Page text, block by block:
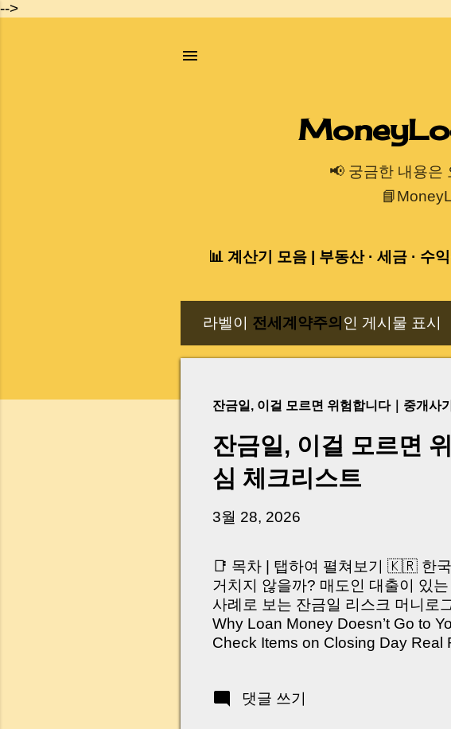
-->
MoneyLog
📢 궁금한 내용은
📊 계산기 모음 | 부동산 · 세금 · 수
라벨이 전세계약주의 인 게시물 표시
잔금일, 이걸 모르면 위험합니다｜중개사
잔금일, 이걸 모르면
심 체크리스트
3월 28, 2026
📑 목차 | 탭하여 펼쳐보기 🇰🇷 한
거치지 않을까? 매도인 대출이 있
사례로 보는 잔금일 리스크 머니
Why Loan Money Doesn’t Go to
Check Items on Closing Day
억 원이 한 번에 움직이는 가장 긴
댓글 쓰기